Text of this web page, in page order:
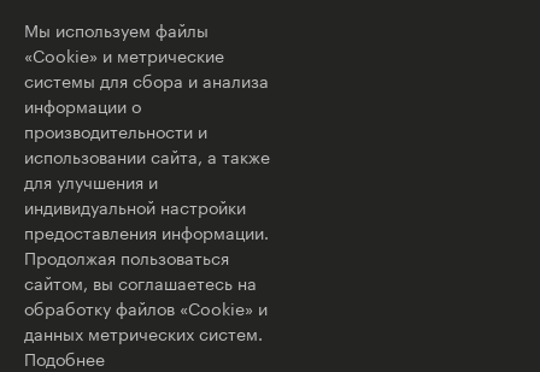
Мы используем файлы
«Cookie» и метрические
системы для сбора и анализа
информации о
производительности и
использовании сайта, а также
для улучшения и
индивидуальной настройки
предоставления информации.
Продолжая пользоваться
сайтом, вы соглашаетесь на
обработку файлов «Cookie» и
данных метрических систем.
Подобнее